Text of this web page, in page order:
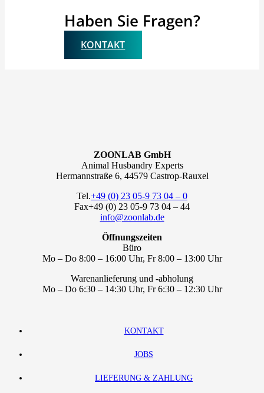
Haben Sie Fragen?
KONTAKT
ZOONLAB GmbH
Animal Husbandry Experts
Hermannstraße 6, 44579 Castrop-Rauxel
Tel.+49 (0) 23 05-9 73 04 – 0
Fax+49 (0) 23 05-9 73 04 – 44
info@zoonlab.de
Öffnungszeiten
Büro
Mo – Do 8:00 – 16:00 Uhr, Fr 8:00 – 13:00 Uhr
Warenanlieferung und -abholung
Mo – Do 6:30 – 14:30 Uhr, Fr 6:30 – 12:30 Uhr
KONTAKT
JOBS
LIEFERUNG & ZAHLUNG